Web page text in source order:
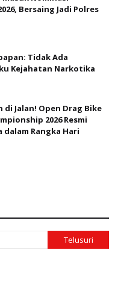
Bersaing Jadi Polres
Tidak Ada
Kejahatan Narkotika
di Jalan! Open Drag Bike
2026 Resmi
dalam Rangka Hari